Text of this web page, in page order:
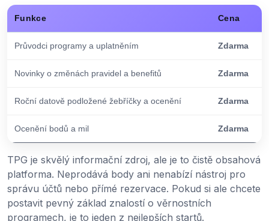
Funkce Cena
Průvodci programy a uplatněním Zdarma
Novinky o změnách pravidel a benefitů Zdarma
Roční datově podložené žebříčky a ocenění Zdarma
Ocenění bodů a mil Zdarma
TPG je skvělý informační zdroj, ale je to čistě obsahová
platforma. Neprodává body ani nenabízí nástroj pro
správu účtů nebo přímé rezervace. Pokud si ale chcete
postavit pevný základ znalostí o věrnostních
programech, je to jeden z nejlepších startů.